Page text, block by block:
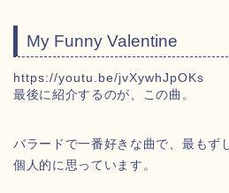
My Funny Valentine
https://youtu.be/jvXywhJpOKs
最後に紹介するのが、この曲。
バラードで一番好きな曲で、最もず
個人的に思っています。